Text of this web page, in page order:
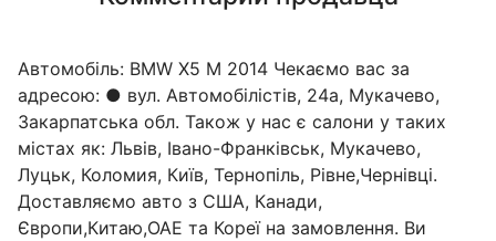
Автомобіль: BMW X5 M 2014 Чекаємо вас за
адресою: ● вул. Автомобілістів, 24а, Мукачево,
Закарпатська обл. Також у нас є салони у таких
містах як: Львів, Івано-Франківськ, Мукачево,
Луцьк, Коломия, Київ, Тернопіль, Рівне,Чернівці.
Доставляємо авто з США, Канади,
Європи,Китаю,ОАЕ та Кореї на замовлення. Ви